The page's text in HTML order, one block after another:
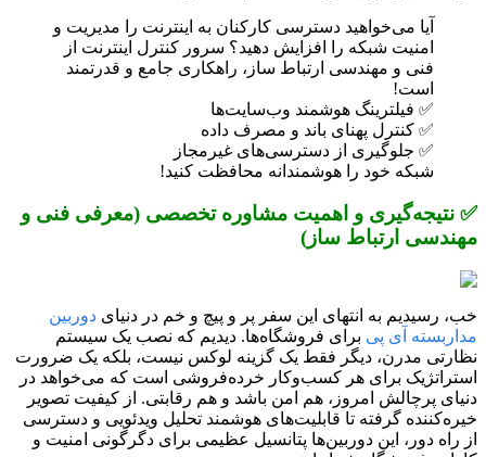
آیا می‌خواهید دسترسی کارکنان به اینترنت را مدیریت و
امنیت شبکه را افزایش دهید؟ سرور کنترل اینترنت از
فنی و مهندسی ارتباط ساز، راهکاری جامع و قدرتمند
است!
✅ فیلترینگ هوشمند وب‌سایت‌ها
✅ کنترل پهنای باند و مصرف داده
✅ جلوگیری از دسترسی‌های غیرمجاز
شبکه خود را هوشمندانه محافظت کنید!
✅ نتیجه‌گیری و اهمیت مشاوره تخصصی (معرفی فنی و
مهندسی ارتباط ساز)
خب، رسیدیم به انتهای این سفر پر و پیچ و خم در دنیای دوربین
مداربسته آی پی برای فروشگاه‌ها. دیدیم که نصب یک سیستم
نظارتی مدرن، دیگر فقط یک گزینه لوکس نیست، بلکه یک ضرورت
استراتژیک برای هر کسب‌وکار خرده‌فروشی است که می‌خواهد در
دنیای پرچالش امروز، هم امن باشد و هم رقابتی. از کیفیت تصویر
خیره‌کننده گرفته تا قابلیت‌های هوشمند تحلیل ویدئویی و دسترسی
از راه دور، این دوربین‌ها پتانسیل عظیمی برای دگرگونی امنیت و